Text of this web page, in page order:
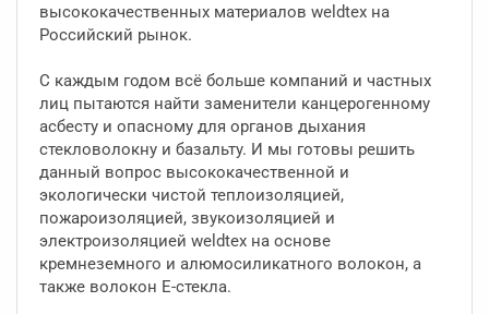
высококачественных материалов weldtex на
Российский рынок.
С каждым годом всё больше компаний и частных
лиц пытаются найти заменители канцерогенному
асбесту и опасному для органов дыхания
стекловолокну и базальту. И мы готовы решить
данный вопрос высококачественной и
экологически чистой теплоизоляцией,
пожароизоляцией, звукоизоляцией и
электроизоляцией weldtex на основе
кремнеземного и алюмосиликатного волокон, а
также волокон Е-стекла.